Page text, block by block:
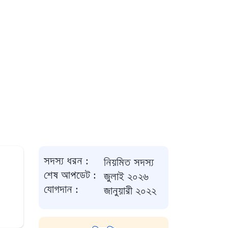
সদস্য ধরন :
নিয়মিত সদস্য
শেষ আপডেট :
জুলাই ২০২৬
যোগদান :
জানুয়ারী ২০২২